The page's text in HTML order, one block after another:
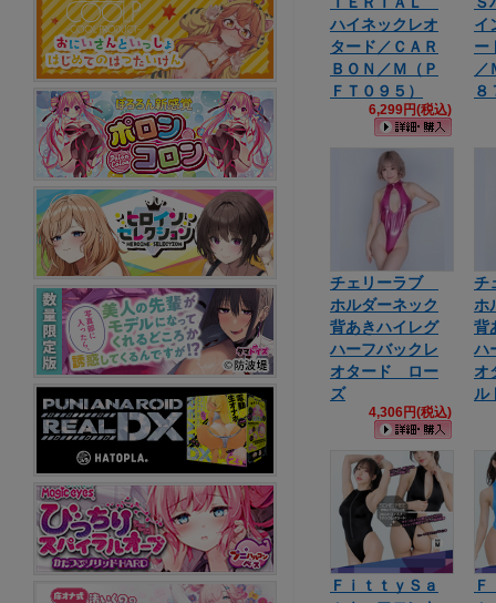
ハイネックレオ
タード／ＣＡＲ
ＢＯＮ／Ｍ（Ｐ
ＦＴ０９５）
6,299円(税込)
イ
ー
／
８
チェリーラブ
ホルダーネック
背あきハイレグ
ハーフバックレ
オタード ロー
ズ
4,306円(税込)
チ
ホ
背
ハ
オ
ル
ＦｉｔｔｙＳａ
Ｆ